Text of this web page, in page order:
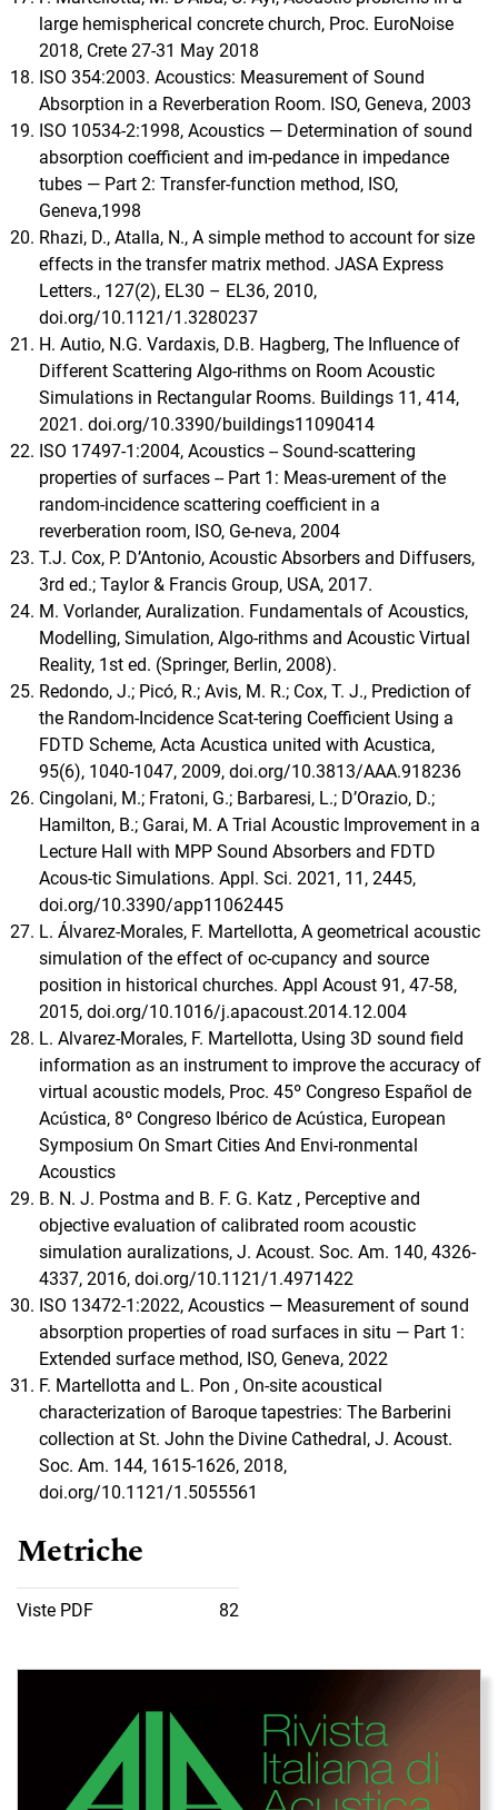
large hemispherical concrete church, Proc. EuroNoise
2018, Crete 27-31 May 2018
ISO 354:2003. Acoustics: Measurement of Sound
Absorption in a Reverberation Room. ISO, Geneva, 2003
ISO 10534-2:1998, Acoustics — Determination of sound
absorption coefficient and im-pedance in impedance
tubes — Part 2: Transfer-function method, ISO,
Geneva,1998
Rhazi, D., Atalla, N., A simple method to account for size
effects in the transfer matrix method. JASA Express
Letters., 127(2), EL30 – EL36, 2010,
doi.org/10.1121/1.3280237
H. Autio, N.G. Vardaxis, D.B. Hagberg, The Influence of
Different Scattering Algo-rithms on Room Acoustic
Simulations in Rectangular Rooms. Buildings 11, 414,
2021. doi.org/10.3390/buildings11090414
ISO 17497-1:2004, Acoustics -- Sound-scattering
properties of surfaces -- Part 1: Meas-urement of the
random-incidence scattering coefficient in a
reverberation room, ISO, Ge-neva, 2004
T.J. Cox, P. D’Antonio, Acoustic Absorbers and Diffusers,
3rd ed.; Taylor & Francis Group, USA, 2017.
M. Vorlander, Auralization. Fundamentals of Acoustics,
Modelling, Simulation, Algo-rithms and Acoustic Virtual
Reality, 1st ed. (Springer, Berlin, 2008).
Redondo, J.; Picó, R.; Avis, M. R.; Cox, T. J., Prediction of
the Random-Incidence Scat-tering Coefficient Using a
FDTD Scheme, Acta Acustica united with Acustica,
95(6), 1040-1047, 2009, doi.org/10.3813/AAA.918236
Cingolani, M.; Fratoni, G.; Barbaresi, L.; D’Orazio, D.;
Hamilton, B.; Garai, M. A Trial Acoustic Improvement in a
Lecture Hall with MPP Sound Absorbers and FDTD
Acous-tic Simulations. Appl. Sci. 2021, 11, 2445,
doi.org/10.3390/app11062445
L. Álvarez-Morales, F. Martellotta, A geometrical acoustic
simulation of the effect of oc-cupancy and source
position in historical churches. Appl Acoust 91, 47-58,
2015, doi.org/10.1016/j.apacoust.2014.12.004
L. Alvarez-Morales, F. Martellotta, Using 3D sound field
information as an instrument to improve the accuracy of
virtual acoustic models, Proc. 45º Congreso Español de
Acústica, 8º Congreso Ibérico de Acústica, European
Symposium On Smart Cities And Envi-ronmental
Acoustics
B. N. J. Postma and B. F. G. Katz , Perceptive and
objective evaluation of calibrated room acoustic
simulation auralizations, J. Acoust. Soc. Am. 140, 4326-
4337, 2016, doi.org/10.1121/1.4971422
ISO 13472-1:2022, Acoustics — Measurement of sound
absorption properties of road surfaces in situ — Part 1:
Extended surface method, ISO, Geneva, 2022
F. Martellotta and L. Pon , On-site acoustical
characterization of Baroque tapestries: The Barberini
collection at St. John the Divine Cathedral, J. Acoust.
Soc. Am. 144, 1615-1626, 2018,
doi.org/10.1121/1.5055561
Metriche
Viste PDF 82
Immagine di copertina